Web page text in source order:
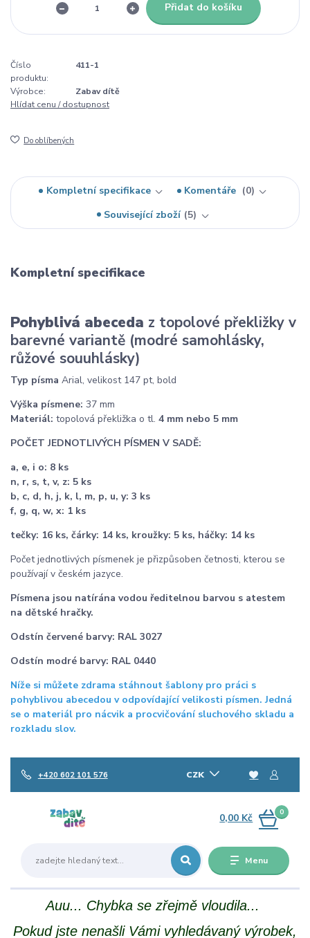
Přidat do košíku
Číslo
produktu:
411-1
Výrobce:
Zabav dítě
Hlídat cenu / dostupnost
Do oblíbených
Kompletní specifikace Komentáře
0
Související zboží 5
Kompletní specifikace
Pohyblivá abeceda z topolové překližky v
barevné variantě (modré samohlásky,
růžové souuhlásky)
Typ písma Arial, velikost 147 pt, bold
Výška písmene: 37 mm
Materiál: topolová překližka o tl. 4 mm nebo 5 mm
POČET JEDNOTLIVÝCH PÍSMEN V SADĚ:
a, e, i o: 8 ks
n, r, s, t, v, z: 5 ks
b, c, d, h, j, k, l, m, p, u, y: 3 ks
f, g, q, w, x: 1 ks
tečky: 16 ks, čárky: 14 ks, kroužky: 5 ks, háčky: 14 ks
Počet jednotlivých písmenek je přizpůsoben četnosti, kterou se
používají v českém jazyce.
Písmena jsou natírána vodou ředitelnou barvou s atestem
na dětské hračky.
Odstín červené barvy: RAL 3027
Odstín modré barvy: RAL 0440
Níže si můžete zdrama stáhnout šablony pro práci s
pohyblivou abecedou v odpovídající velikosti písmen. Jedná
se o materiál pro nácvik a procvičování sluchového skladu a
rozkladu slov.
Menu
CZK
+420 602 101 576
0
0,00 Kč
Auu... Chybka se zřejmě vloudila...
Pokud jste nenašli Vámi vyhledávaný výrobek,